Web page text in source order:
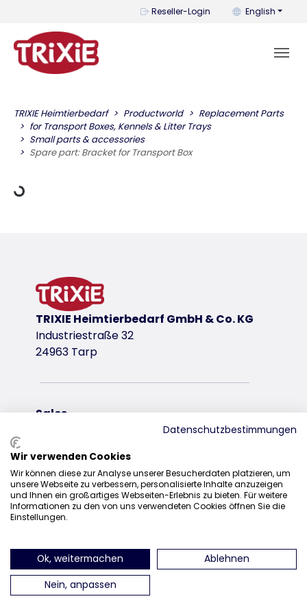
Reseller-Login You can
English
TRIXIE Heimtierbedarf Productworld
Replacement Parts
for Transport Boxes, Kennels & Litter Trays
Small parts & accessories
Spare part: Bracket for Transport Box
Data
TRIXIE Heimtierbedarf GmbH & Co. KG
Industriestraße 32
24963 Tarp
Sales
sales@trixieuk.uk
Datenschutzbestimmungen
Wir verwenden Cookies
Wir können diese zur Analyse unserer Besucherdaten platzieren, um
unsere Webseite zu verbessern, personalisierte Inhalte anzuzeigen
und Ihnen ein großartiges Webseiten-Erlebnis zu bieten. Für weitere
Informationen zu den von uns verwendeten Cookies öffnen Sie die
Einstellungen.
Ok, weitermachen
Ablehnen
Nein, anpassen